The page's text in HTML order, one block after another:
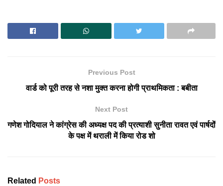
Previous Post
वार्ड को पूरी तरह से नशा मुक्त करना होगी प्राथमिकता : बबीता
Next Post
गणेश गोदियाल ने कांग्रेस की अध्यक्ष पद की प्रत्याशी सुनीता रावत एवं पार्षदों
के पक्ष में थराली में किया रोड शो
Related Posts